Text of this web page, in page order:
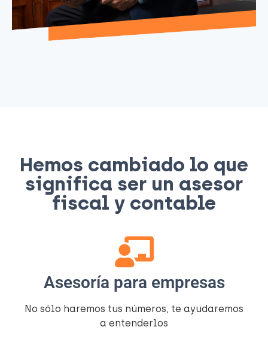
Hemos cambiado lo que
significa ser un asesor
fiscal y contable​
Asesoría para empresas
No sólo haremos tus números, te ayudaremos
a entenderlos​